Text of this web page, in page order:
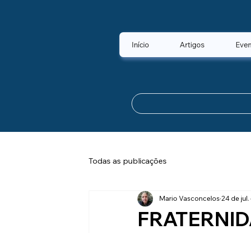
Início Artigos
Todas as publicações
Mario Vasconcelos 24 de